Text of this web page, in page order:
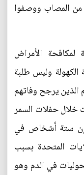
المصاب ووصفوا
لمكافحة الأمراض
الكهولة وليس طلبة
الذين يرجح وفاتهم
خلال حفلات السمر
إن ستة أشخاص في
المتحدة بسبب
في الدم وهو